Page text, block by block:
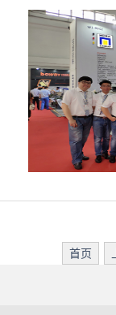
首页